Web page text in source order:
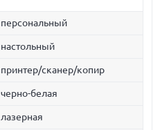
персональный
настольный
принтер/сканер/копир
черно-белая
лазерная